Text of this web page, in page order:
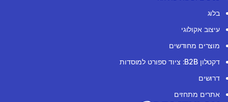
בלוג
עיצוב אקולוגי
מוצרים מחודשים
דקטלון B2B: ציוד ספורט למוסדות
דרושים
אתרים מתחזים